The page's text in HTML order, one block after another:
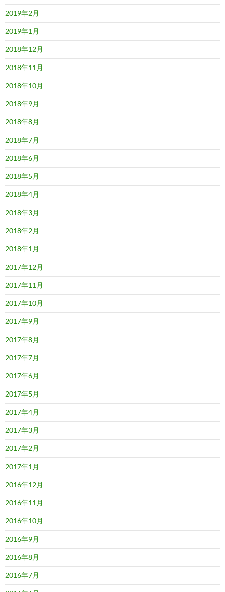
2019年2月
2019年1月
2018年12月
2018年11月
2018年10月
2018年9月
2018年8月
2018年7月
2018年6月
2018年5月
2018年4月
2018年3月
2018年2月
2018年1月
2017年12月
2017年11月
2017年10月
2017年9月
2017年8月
2017年7月
2017年6月
2017年5月
2017年4月
2017年3月
2017年2月
2017年1月
2016年12月
2016年11月
2016年10月
2016年9月
2016年8月
2016年7月